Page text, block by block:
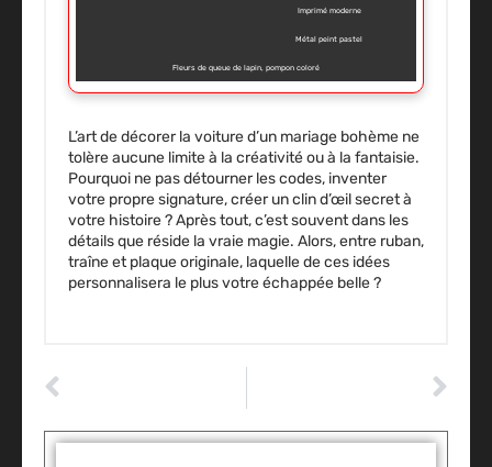
Imprimé moderne
Métal peint pastel
Fleurs de queue de lapin, pompon coloré
L’art de décorer la voiture d’un mariage bohème ne
tolère aucune limite à la créativité ou à la fantaisie.
Pourquoi ne pas détourner les codes, inventer
votre propre signature, créer un clin d’œil secret à
votre histoire ? Après tout, c’est souvent dans les
détails que réside la vraie magie. Alors, entre ruban,
traîne et plaque originale, laquelle de ces idées
personnalisera le plus votre échappée belle ?